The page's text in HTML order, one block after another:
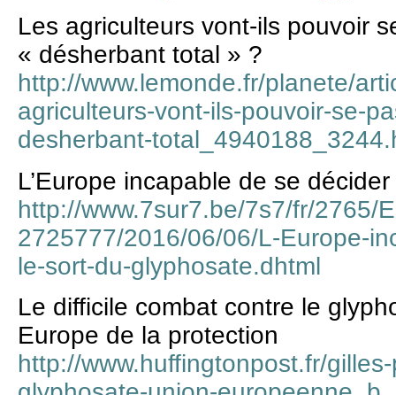
Les agriculteurs vont-ils pouvoir
« désherbant total » ?
http://www.lemonde.fr/planete/
agriculteurs-vont-ils-pouvoir-se-
desherbant-
L’Europe incapable de se
http://www.7sur7.be/7s7/fr/2765/
2725777/2016/06/06/L-Europe-
le-sort-du-glyphosate.dhtml
Le difficile combat contre le
Europe de la protection
http://www.huffingtonpost.fr/